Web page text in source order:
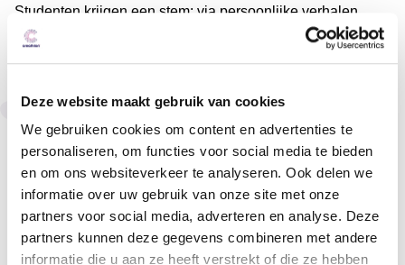
Deze website maakt gebruik van cookies
We gebruiken cookies om content en advertenties te
personaliseren, om functies voor social media te bieden
en om ons websiteverkeer te analyseren. Ook delen we
informatie over uw gebruik van onze site met onze
partners voor social media, adverteren en analyse. Deze
partners kunnen deze gegevens combineren met andere
informatie die u aan ze heeft verstrekt of die ze hebben
Studenten krijgen een stem: via persoonlijke verhalen,
interviews, opdrachten en actuele discussies. Dit eigen
podium motiveert en vergroot de betrokkenheid. WHY mbo
toegankelijk en makkelijk in te zetten.
De kracht zit in de herkenning:
Thema’s die bij de leefwereld van studenten passen,
zoals diversiteit op de werkvloer of duurzaamheid in
de opleiding.
Verhalen van studenten uit uiteenlopende sectoren.
Opdrachten die passen bij hun stage of dagelijks